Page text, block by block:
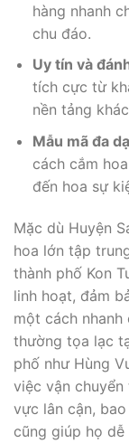
hàng nhanh
chu đáo.
Uy tín và
tích cực từ
nền tảng
Mẫu mã đa
cách cắm
đến hoa sự
Mặc dù Huyện
hoa lớn tập
thành phố Kon
linh hoạt, đảm
một cách
thường tọa lạc
phố như Hùng
việc vận chuyển
vực lân cận,
cũng giúp họ